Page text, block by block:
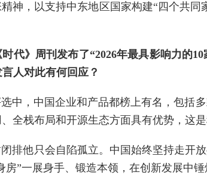
神，以支持中东地区国家构建“四个共
代》周刊发布了“2026年最具影响力的
人对此有何回应？
中，中国企业和产品都榜上有名，包括
全栈布局和开源生态方面具有优势，这
排他只会自陷孤立。中国始终坚持走开
”一展身手、锻造本领，在创新发展中锤